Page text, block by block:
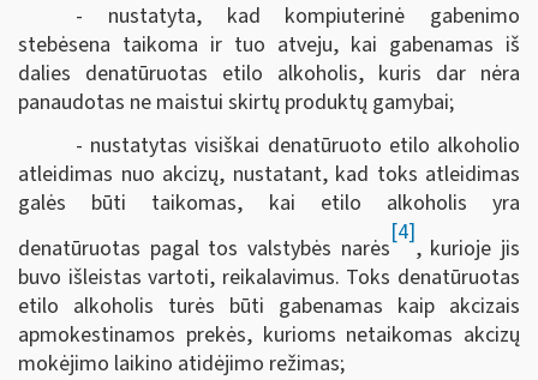
- nustatyta, kad kompiuterinė gabenimo
stebėsena taikoma ir tuo atveju, kai gabenamas iš
dalies denatūruotas etilo alkoholis, kuris dar nėra
panaudotas ne maistui skirtų produktų gamybai;
- nustatytas visiškai denatūruoto etilo alkoholio
atleidimas nuo akcizų, nustatant, kad toks atleidimas
galės būti taikomas, kai etilo alkoholis yra
denatūruotas pagal tos valstybės narės
[4]
, kurioje jis
buvo išleistas vartoti, reikalavimus. Toks denatūruotas
etilo alkoholis turės būti gabenamas kaip akcizais
apmokestinamos prekės, kurioms netaikomas akcizų
mokėjimo laikino atidėjimo režimas;